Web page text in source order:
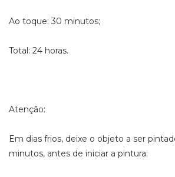
Ao toque: 30 minutos;
Total: 24 horas.
Atenção:
Em dias frios, deixe o objeto a ser
minutos, antes de iniciar a pintura;